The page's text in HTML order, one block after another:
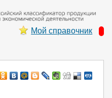
Мой справочник